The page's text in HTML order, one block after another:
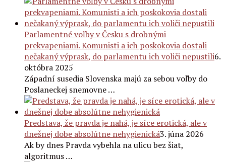
Parlamentné voľby v Česku s drobnými
prekvapeniami. Komunisti a ich poskokovia dostali
nečakaný výprask, do parlamentu ich voliči nepustili6.
októbra 2025
Západní susedia Slovenska majú za sebou voľby do
Poslaneckej snemovne …
Predstava, že pravda je nahá, je síce erotická, ale v
dnešnej dobe absolútne nehygienická3. júna 2026
Ak by dnes Pravda vybehla na ulicu bez šiat,
algoritmus …